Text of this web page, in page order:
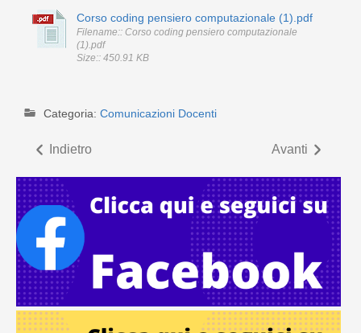
Corso coding pensiero computazionale (1).pdf
Filename:: Corso coding pensiero computazionale
(1).pdf
Size:: 450.91 KB
Categoria: Comunicazioni Docenti
Indietro Avanti